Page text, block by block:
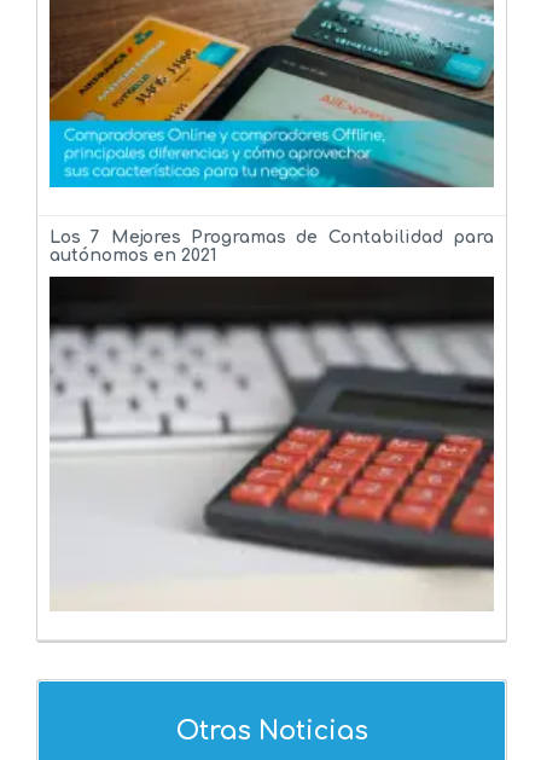
Los 7 Mejores Programas de Contabilidad para
autónomos en 2021
Otras Noticias